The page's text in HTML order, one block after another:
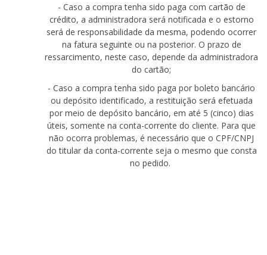
- Caso a compra tenha sido paga com cartão de
crédito, a administradora será notificada e o estorno
será de responsabilidade da mesma, podendo ocorrer
na fatura seguinte ou na posterior. O prazo de
ressarcimento, neste caso, depende da administradora
do cartão;
- Caso a compra tenha sido paga por boleto bancário
ou depósito identificado, a restituição será efetuada
por meio de depósito bancário, em até 5 (cinco) dias
úteis, somente na conta-corrente do cliente. Para que
não ocorra problemas, é necessário que o CPF/CNPJ
do titular da conta-corrente seja o mesmo que consta
no pedido.